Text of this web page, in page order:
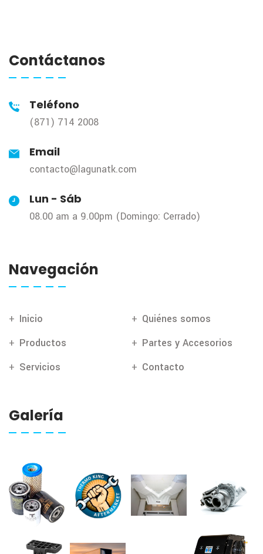
Contáctanos
Teléfono
(871) 714 2008
Email
contacto@lagunatk.com
Lun - Sáb
08.00 am a 9.00pm (Domingo: Cerrado)
Navegación
Inicio
Quiénes somos
Productos
Partes y Accesorios
Servicios
Contacto
Galería